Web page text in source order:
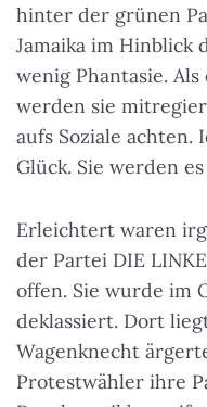
hinter der grünen
Jamaika im Hinblick
wenig Phantasie.
werden sie
aufs Soziale achten.
Glück. Sie werden
Erleichtert waren
der Partei DIE
offen. Sie wurde im
deklassiert. Dort
Wagenknecht
Protestwähler ihre